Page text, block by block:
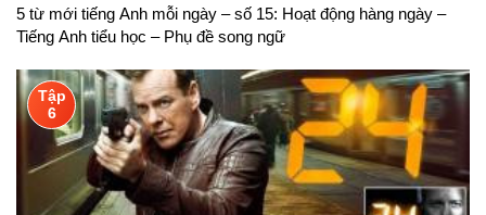
5 từ mới tiếng Anh mỗi ngày – số 15: Hoạt động hàng ngày –
Tiếng Anh tiểu học – Phụ đề song ngữ
Tập
6